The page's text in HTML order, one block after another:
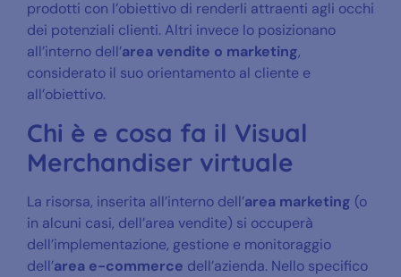
prodotti con l’obiettivo di renderli attraenti agli occhi
dei potenziali clienti. Altri invece lo posizionano
all’interno dell’area vendite o marketing,
considerato il suo orientamento al cliente e
all’obiettivo.
Chi è e cosa fa il Visual
Merchandiser virtuale
La risorsa, inserita all’interno dell’area marketing (o
in alcuni casi, dell’area vendite) si occuperà
dell’implementazione, gestione e monitoraggio
dell’area e-commerce dell’azienda. Nello specifico